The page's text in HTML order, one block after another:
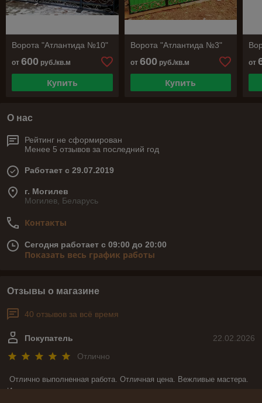
Ворота "Атлантида №10"
от 600 руб./кв.м
Купить
Ворота "Атлантида №3"
от 600руб./кв.м
Купить
от
О нас
Рейтинг не сформирован
Менее 5 отзывов за последний год
Работает с 29.07.2019
г. Могилев
Могилев, Беларусь
Контакты
Сегодня работает с 09:00 до 20:00
Показать весь график работы
Отзывы о магазине
40 отзывов за всё время
22.02.2026
Покупатель
Отлично
Отлично выполненная работа. Отличная цена. Вежливые мастера.
И что не мало важно, при изготовлении моего заказа мастера всегда